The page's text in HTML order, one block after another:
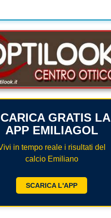
GRATIS LA
APP EMILIAGOL
in tempo reale i risultati del
calcio Emiliano
SCARICA L'APP